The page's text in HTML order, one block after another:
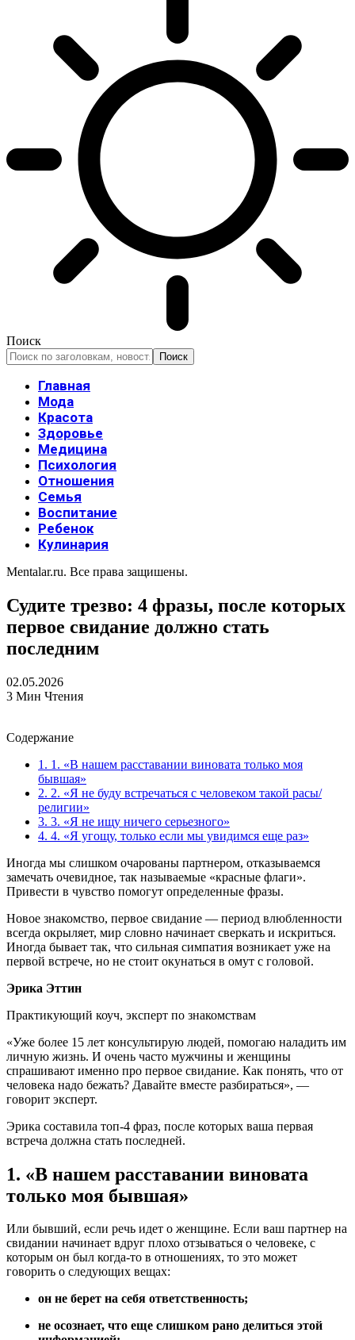
Поиск
Главная
Мода
Красота
Здоровье
Медицина
Психология
Отношения
Семья
Воспитание
Ребенок
Кулинария
Mentalar.ru. Все права защишены.
Судите трезво: 4 фразы, после которых
первое свидание должно стать
последним
02.05.2026
3 Мин Чтения
Содержание
1. 1. «В нашем расставании виновата только моя
бывшая»
2. 2. «Я не буду встречаться с человеком такой расы/
религии»
3. 3. «Я не ищу ничего серьезного»
4. 4. «Я угощу, только если мы увидимся еще раз»
Иногда мы слишком очарованы партнером, отказываемся
замечать очевидное, так называемые «красные флаги».
Привести в чувство помогут определенные фразы.
Новое знакомство, первое свидание — период влюбленности
всегда окрыляет, мир словно начинает сверкать и искриться.
Иногда бывает так, что сильная симпатия возникает уже на
первой встрече, но не стоит окунаться в омут с головой.
Эрика Эттин
Практикующий коуч, эксперт по знакомствам
«Уже более 15 лет консультирую людей, помогаю наладить им
личную жизнь. И очень часто мужчины и женщины
спрашивают именно про первое свидание. Как понять, что от
человека надо бежать? Давайте вместе разбираться», —
говорит эксперт.
Эрика составила топ-4 фраз, после которых ваша первая
встреча должна стать последней.
1. «В нашем расставании виновата
только моя бывшая»
Или бывший, если речь идет о женщине. Если ваш партнер на
свидании начинает вдруг плохо отзываться о человеке, с
которым он был когда-то в отношениях, то это может
говорить о следующих вещах:
он не берет на себя ответственность;
не осознает, что еще слишком рано делиться этой